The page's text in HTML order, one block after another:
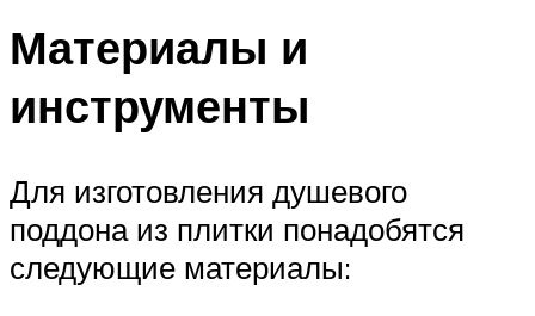
Материалы и
инструменты
Для изготовления душевого
поддона из плитки понадобятся
следующие материалы: